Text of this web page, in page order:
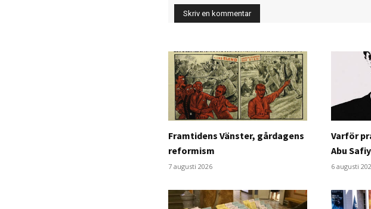
Framtidens Vänster, gårdagens
reformism
7 augusti 2026
Varför
Abu
6 augusti